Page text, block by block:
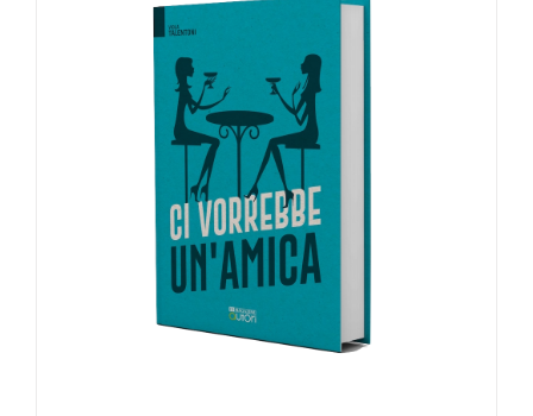
AGGIUNGI AL CARRELLO /